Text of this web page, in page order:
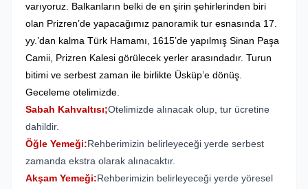
varıyoruz. Balkanların belki de en şirin şehirlerinden biri
olan Prizren’de yapacağımız panoramik tur esnasında 17.
yy.’dan kalma Türk Hamamı, 1615’de yapılmış Sinan Paşa
Camii, Prizren Kalesi görülecek yerler arasındadır. Turun
bitimi ve serbest zaman ile birlikte Üsküp’e dönüş.
Geceleme otelimizde.
Sabah Kahvaltısı;Otelimizde alınacak olup, tur ücretine
dahildir.
Öğle Yemeği:Rehberimizin belirleyeceği yerde serbest
zamanda ekstra olarak alınacaktır.
Akşam Yemeği:Rehberimizin belirleyeceği yerde yöresel